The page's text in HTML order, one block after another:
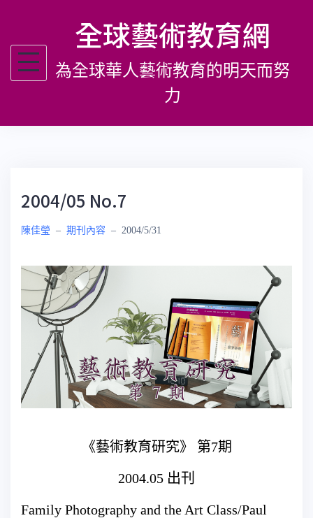
主
全球藝術教育網
為全球華人藝術教育的明天而努
力
2004/05 No.7
陳佳瑩 – 期刊內容 – 2004/5/31
《藝術教育研究》 第7期
2004.05 出刊
Family Photography and the Art Class/Paul